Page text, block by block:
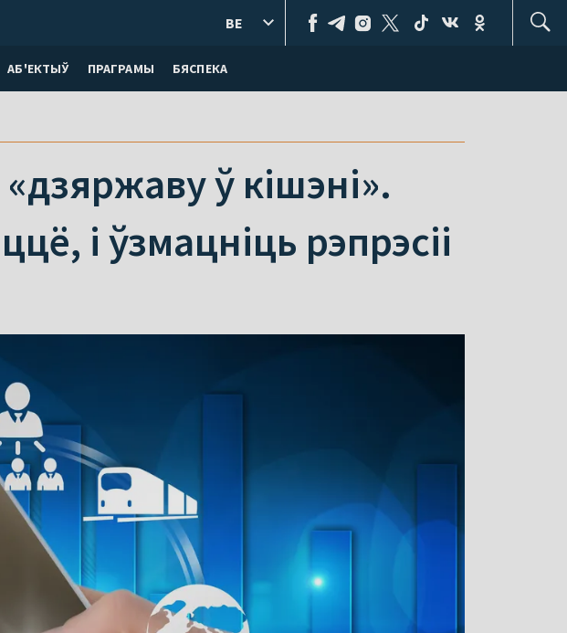
АБ'ЕКТЫЎ ПРАГРАМЫ БЯСПЕКА
BE
ў кішэні».
і ўзмацніць рэпрэсіі